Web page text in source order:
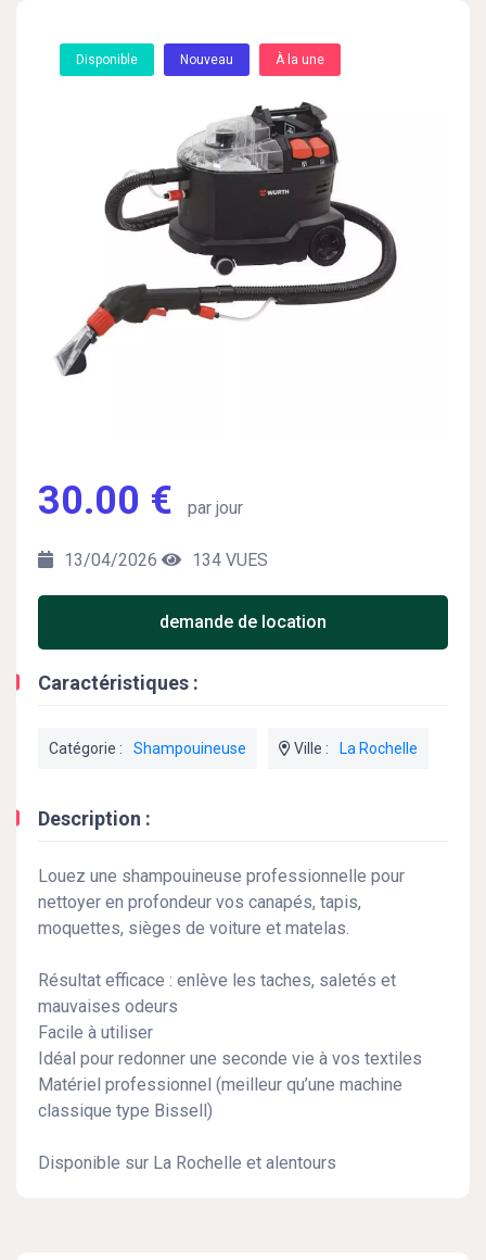
Disponible Nouveau À la une
30.00 € par jour
13/04/2026 134 VUES
demande de location
Caractéristiques :
Catégorie : Shampouineuse Ville : La Rochelle
Description :
Louez une shampouineuse professionnelle pour
nettoyer en profondeur vos canapés, tapis,
moquettes, sièges de voiture et matelas.
Résultat efficace : enlève les taches, saletés et
mauvaises odeurs
Facile à utiliser
Idéal pour redonner une seconde vie à vos textiles
Matériel professionnel (meilleur qu’une machine
classique type Bissell)
Disponible sur La Rochelle et alentours